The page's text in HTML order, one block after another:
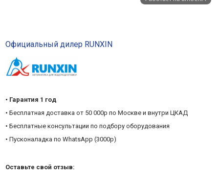
Официальный дилер RUNXIN
• Гарантия 1 год
• Бесплатная доставка от 50 000р по Москве и внутри ЦКАД
• Бесплатные консультации по подбору оборудования
• Пусконаладка по WhatsApp (3000р)
Оставьте свой отзыв: